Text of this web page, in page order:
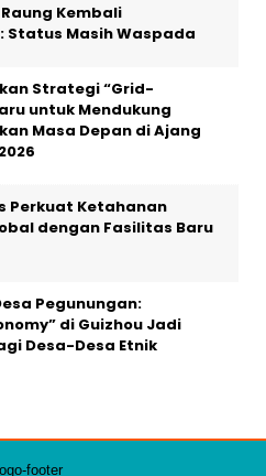
Kembali
Status Masih Waspada
Strategi “Grid-
untuk Mendukung
Masa Depan di Ajang
Perkuat Ketahanan
dengan Fasilitas Baru
Pegunungan:
di Guizhou Jadi
Desa-Desa Etnik